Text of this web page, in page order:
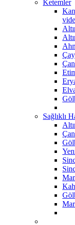
Ketemler
Sağlıklı